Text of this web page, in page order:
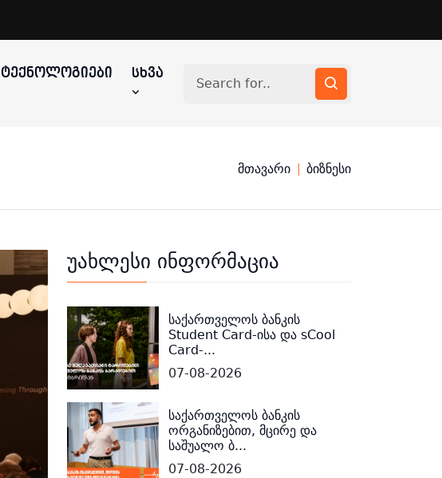
ᲢᲔᲥᲜᲝᲚᲝᲒᲘᲔᲑᲘ ᲡᲮᲕᲐ
მთავარი ბიზნესი
უახლესი ინფორმაცია
საქართველოს ბანკის
Student Card-ისა და sCool
Card-...
07-08-2026
საქართველოს ბანკის
ორგანიზებით, მცირე და
საშუალო ბ...
07-08-2026